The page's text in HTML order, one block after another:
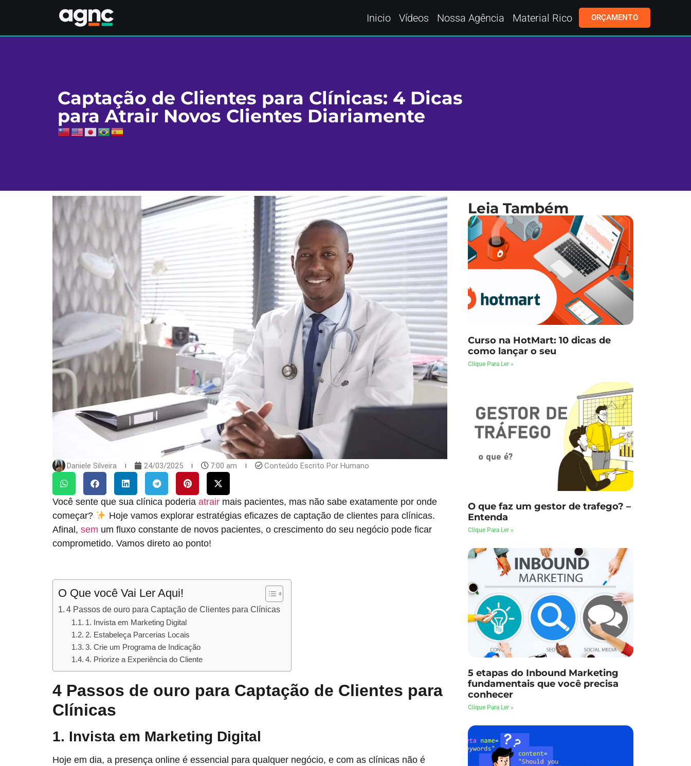
Inicio Vídeos Nossa Agência Material Rico ORÇAMENTO
Captação de Clientes para Clínicas: 4 Dicas
para Atrair Novos Clientes Diariamente
Daniele Silveira 24/03/2025 7:00 am Conteúdo Escrito Por Humano
Você sente que sua clínica poderia atrair mais pacientes, mas não sabe exatamente por onde
começar?
Hoje vamos explorar estratégias eficazes de captação de clientes para clínicas.
Afinal, sem um fluxo constante de novos pacientes, o crescimento do seu negócio pode ficar
comprometido. Vamos direto ao ponto!
O Que você Vai Ler Aqui!
4 Passos de ouro para Captação de Clientes para Clínicas
1. Invista em Marketing Digital
2. Estabeleça Parcerias Locais
3. Crie um Programa de Indicação
4. Priorize a Experiência do Cliente
4 Passos de ouro para Captação de Clientes para
Clínicas
1. Invista em Marketing Digital
Hoje em dia, a presença online é essencial para qualquer negócio, e com as clínicas não é
Curso na HotMart: 10 dicas de
como lançar o seu
Clique Para Ler »
O que faz um gestor de trafego? –
Entenda
Clique Para Ler »
5 etapas do Inbound Marketing
fundamentais que você precisa
conhecer
Clique Para Ler »
Leia Também